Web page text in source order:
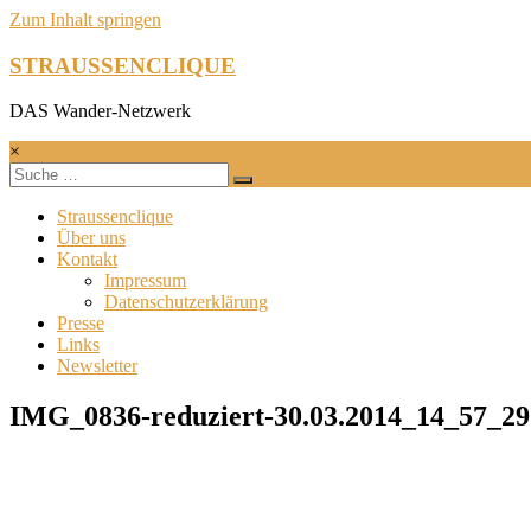
Zum Inhalt springen
STRAUSSENCLIQUE
DAS Wander-Netzwerk
×
Straussenclique
Über uns
Kontakt
Impressum
Datenschutzerklärung
Presse
Links
Newsletter
IMG_0836-reduziert-